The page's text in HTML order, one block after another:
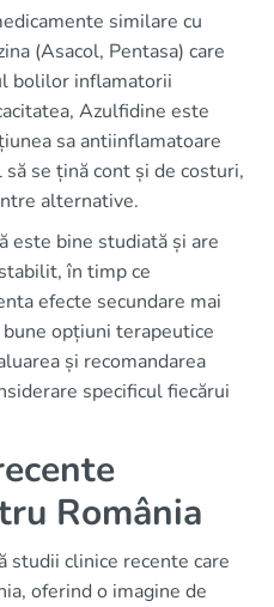
similare cu
(Asacol, Pentasa) care
bolilor inflamatorii
Azulfidine este
sa antiinflamatoare
se țină cont și de costuri,
alternative.
este bine studiată și are
în timp ce
efecte secundare mai
opțiuni terapeutice
și recomandarea
specificul fiecărui
România
studii clinice recente care
oferind o imagine de